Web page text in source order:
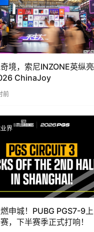
境，索尼INZONE英纵亮
ChinaJoy
前
界
申城！PUBG PGS7-9上
，下半赛季正式打响！